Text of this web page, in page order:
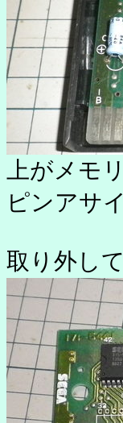
上がメモ
ピンアサ
取り外し